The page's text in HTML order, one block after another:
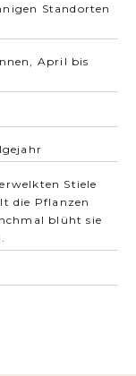
Standorten
April bis
Stiele
die Pflanzen
blüht sie